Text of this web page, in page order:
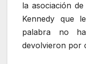
la asociación
Kennedy que
palabra no
devolvieron por